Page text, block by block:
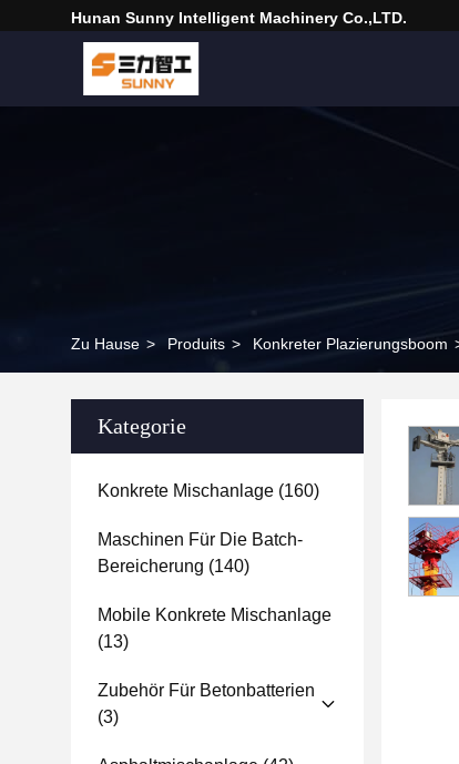
Hunan Sunny Intelligent Machinery Co.,LTD.
Zu Hause > Produits > Konkreter Plazierungsboom
Kategorie
Konkrete Mischanlage (160)
Maschinen Für Die Batch-
Bereicherung (140)
Mobile Konkrete Mischanlage
(13)
Zubehör Für Betonbatterien
(3)